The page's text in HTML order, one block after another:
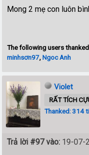
Mong 2 mẹ con luôn
The following users
minhsơn97,Ngoc Anh
Violet
RẤT TÍCH
Thanked: 314
Trả lời #97 vào: 19-07-